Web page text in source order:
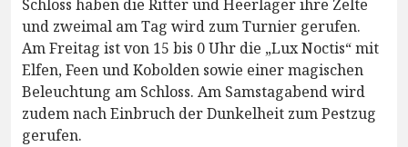
Schloss haben die Ritter und Heerlager ihre Zelte
und zweimal am Tag wird zum Turnier gerufen.
Am Freitag ist von 15 bis 0 Uhr die „Lux Noctis“ mit
Elfen, Feen und Kobolden sowie einer magischen
Beleuchtung am Schloss. Am Samstagabend wird
zudem nach Einbruch der Dunkelheit zum Pestzug
gerufen.